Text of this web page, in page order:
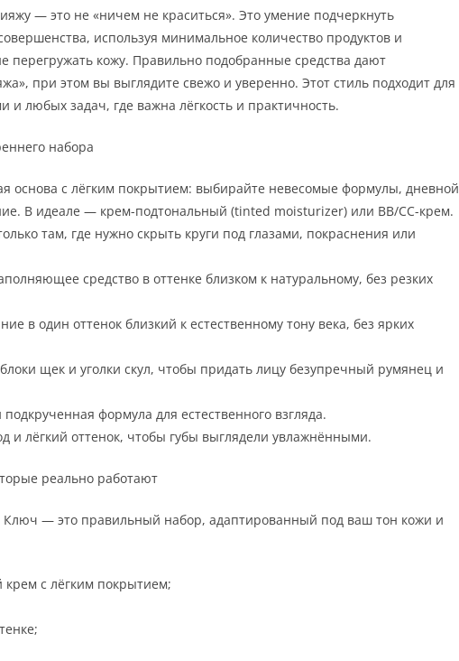
— это не «ничем не краситься». Это умение подчеркнуть
используя минимальное количество продуктов и
перегружать кожу. Правильно подобранные средства дают
при этом вы выглядите свежо и уверенно. Этот стиль подходит для
и любых задач, где важна лёгкость и практичность.
набора
основа с лёгким покрытием: выбирайте невесомые формулы, дневной
В идеале — крем-подтональный (tinted moisturizer) или BB/CC-крем.
там, где нужно скрыть круги под глазами, покраснения или
средство в оттенке близком к натуральному, без резких
в один оттенок близкий к естественному тону века, без ярких
щек и уголки скул, чтобы придать лицу безупречный румянец и
формула для естественного взгляда.
и лёгкий оттенок, чтобы губы выглядели увлажнёнными.
реально работают
Ключ — это правильный набор, адаптированный под ваш тон кожи и
с лёгким покрытием;